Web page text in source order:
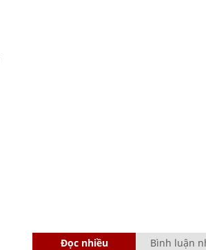
Đọc nhiều Bình luận